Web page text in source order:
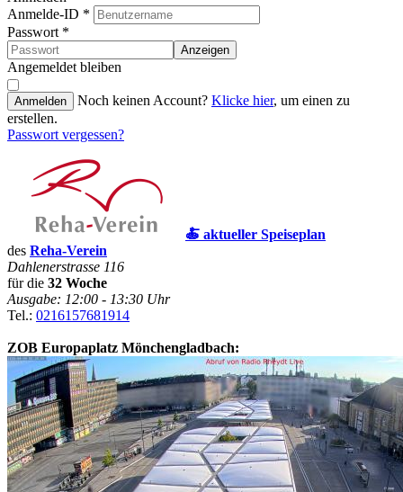
Anmelde-ID *
Passwort *
Anzeigen
Angemeldet bleiben
Anmelden Noch keinen Account? Klicke hier, um einen zu
erstellen.
Passwort vergessen?
🍝 aktueller Speiseplan
des Reha-Verein
Dahlenerstrasse 116
für die 32 Woche
Ausgabe: 12:00 - 13:30 Uhr
Tel.: 0216157681914
ZOB Europaplatz Mönchengladbach: